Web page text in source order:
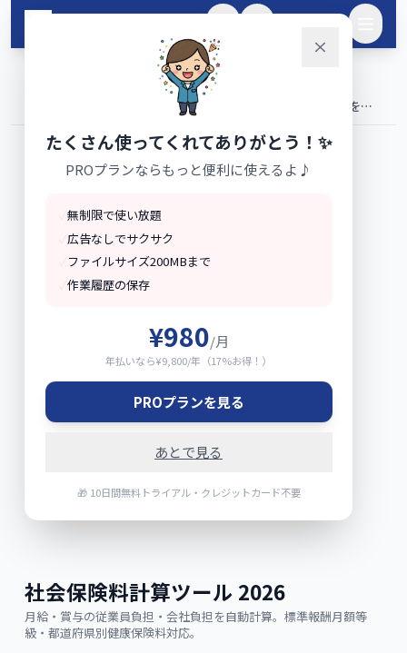
メインコンテンツへスキップ
社会保険料計算ツール2026｜月給・賞与の従業員・会社負担を自
社会保険料計算ツール 2026
月給・賞与の従業員負担・会社負担を自動計算。標準報酬月額等
級・都道府県別健康保険料対応。
たくさん使ってくれてありがとう！✨
PROプランならもっと便利に使えるよ♪
無制限で使い放題
広告なしでサクサク
ファイルサイズ200MBまで
作業履歴の保存
¥980/月
年払いなら¥9,800/年（17%お得！）
PROプランを見る
あとで見る
🎁 10日間無料トライアル・クレジットカード不要